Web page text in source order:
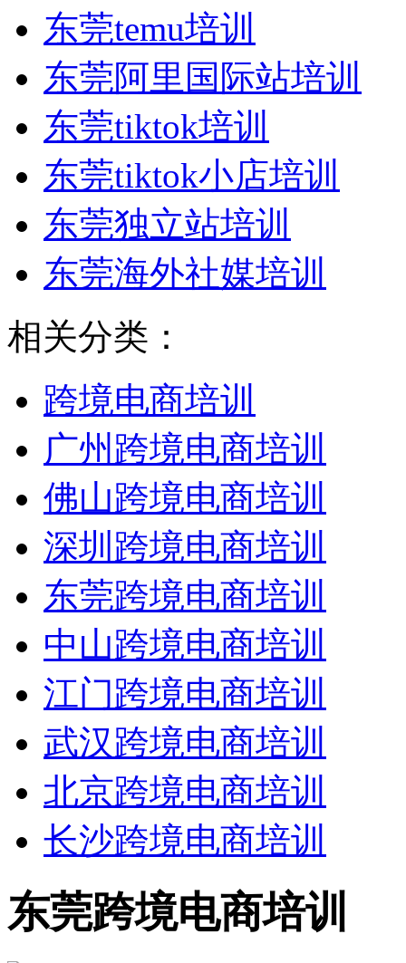
东莞temu培训
东莞阿里国际站培训
东莞tiktok培训
东莞tiktok小店培训
东莞独立站培训
东莞海外社媒培训
相关分类：
跨境电商培训
广州跨境电商培训
佛山跨境电商培训
深圳跨境电商培训
东莞跨境电商培训
中山跨境电商培训
江门跨境电商培训
武汉跨境电商培训
北京跨境电商培训
长沙跨境电商培训
东莞跨境电商培训